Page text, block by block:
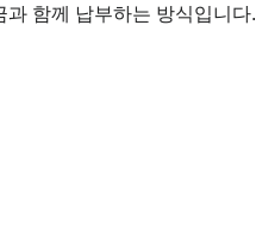
함께 납부하는 방식입니다.